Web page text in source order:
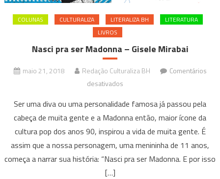
COLUNAS CULTURALIZA LITERALIZA BH
LITERATURA
LIVROS
Nasci pra ser Madonna – Gisele Mirabai
maio 21, 2018 Redação Culturaliza BH
Comentários
desativados
pra
ser
Madonna
–
Gisele
Ser uma diva ou uma personalidade famosa já passou pela
cabeça de muita gente e a Madonna então, maior ícone da
cultura pop dos anos 90, inspirou a vida de muita gente. É
assim que a nossa personagem, uma menininha de 11 anos,
começa a narrar sua história: “Nasci pra ser Madonna. E por isso
[…]